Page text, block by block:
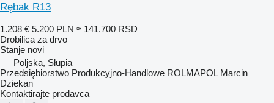
Rębak R13
1.208 € 5.200 PLN ≈ 141.700 RSD
Drobilica za drvo
Stanje novi
Poljska, Słupia
Przedsiębiorstwo Produkcyjno-Handlowe ROLMAPOL Marcin
Dziekan
Kontaktirajte prodavca